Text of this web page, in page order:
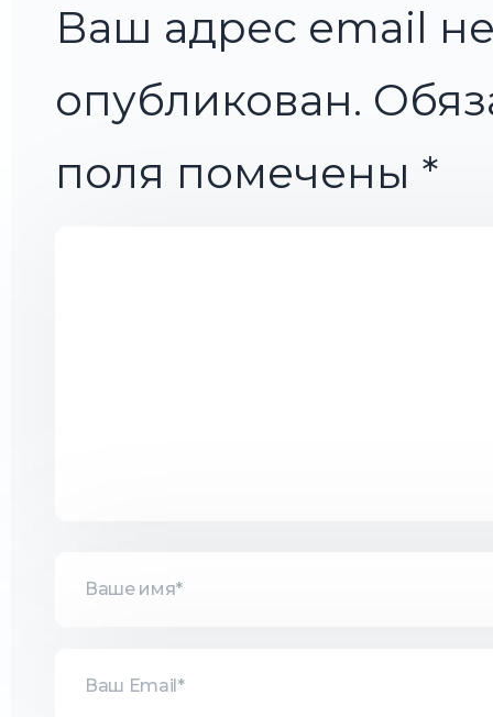
Ваш адрес email
опубликован.
поля помечены *